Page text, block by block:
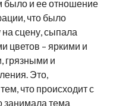
и ее отношение
что было
сцену, сыпала
цветов – яркими и
грязными и
Это,
что происходит с
занимала тема